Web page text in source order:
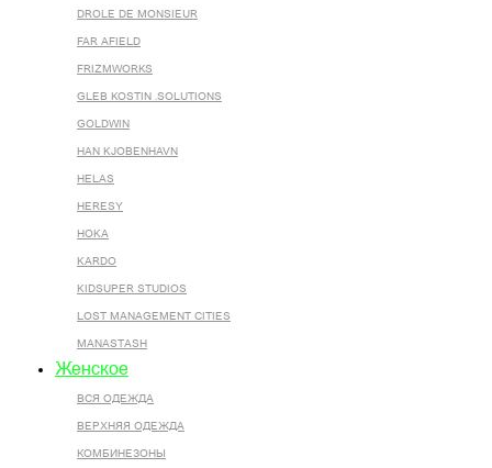
DROLE DE MONSIEUR
FAR AFIELD
FRIZMWORKS
GLEB KOSTIN .SOLUTIONS
GOLDWIN
HAN KJOBENHAVN
HELAS
HERESY
HOKA
KARDO
KIDSUPER STUDIOS
LOST MANAGEMENT CITIES
MANASTASH
Женское
ВСЯ ОДЕЖДА
ВЕРХНЯЯ ОДЕЖДА
КОМБИНЕЗОНЫ